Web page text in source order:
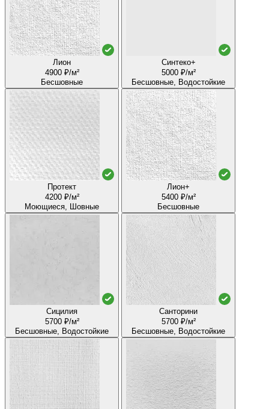
Лион
4900 ₽/м²
Бесшовные
Синтеко+
5000 ₽/м²
Бесшовные, Водостойкие
Протект
4200 ₽/м²
Моющиеся, Шовные
Лион+
5400 ₽/м²
Бесшовные
Сицилия
5700 ₽/м²
Бесшовные, Водостойкие
Санторини
5700 ₽/м²
Бесшовные, Водостойкие